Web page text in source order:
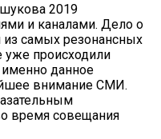
2019
и каналами. Дело о
самых резонансных
уже происходили
именно данное
внимание СМИ.
время совещания